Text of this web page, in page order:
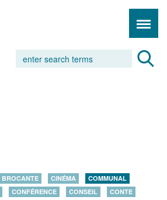
BROCANTE CINÉMA
COMMUNAL
CONFÉRENCE CONSEIL
CONTE